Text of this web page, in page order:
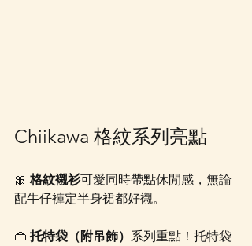
Chiikawa 格紋系列亮點
🎀 格紋襯衫可愛同時帶點休閒感，無論
配牛仔褲定半身裙都好襯。
👜 托特袋（附吊飾） 系列重點！托特袋